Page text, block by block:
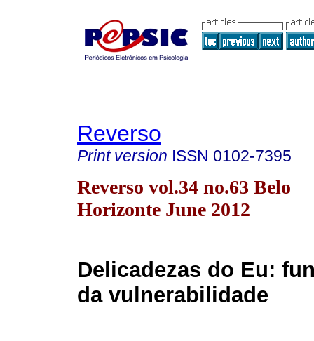
Reverso
Print version ISSN 0102-7395
Reverso vol.34 no.63 Belo
Horizonte June 2012
Delicadezas do Eu:
da vulnerabilidade